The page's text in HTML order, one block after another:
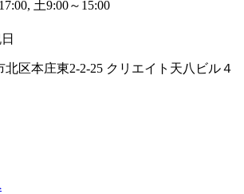
土9:00～15:00
区本庄東2-2-25 クリエイト天八ビル４